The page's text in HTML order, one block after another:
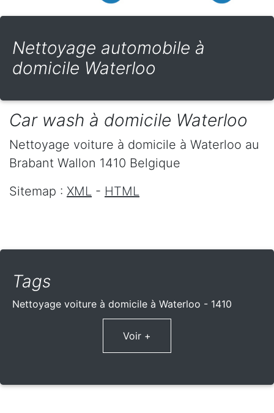
Nettoyage automobile à
domicile Waterloo
Car wash à domicile Waterloo
Nettoyage voiture à domicile à Waterloo au
Brabant Wallon 1410 Belgique
Sitemap : XML - HTML
Tags
Nettoyage voiture à domicile à Waterloo - 1410
Voir +